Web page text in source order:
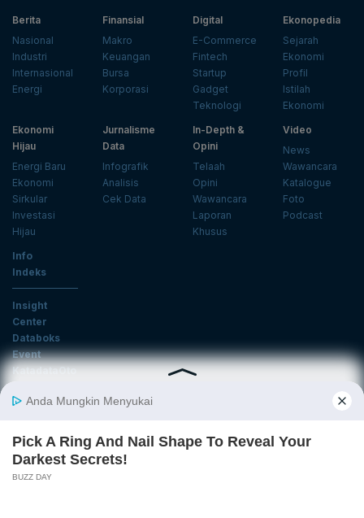
Berita
Nasional
Industri
Internasional
Energi
Finansial
Makro
Keuangan
Bursa
Korporasi
Digital
E-Commerce
Fintech
Startup
Gadget
Teknologi
Ekonopedia
Sejarah
Ekonomi
Profil
Istilah
Ekonomi
Ekonomi
Hijau
Energi Baru
Ekonomi
Sirkular
Investasi
Hijau
Jurnalisme
Data
Infografik
Analisis
Cek Data
In-Depth &
Opini
Telaah
Opini
Wawancara
Laporan
Khusus
Video
News
Wawancara
Katalogue
Foto
Podcast
Info
Indeks
Insight
Center
Databoks
Event
KatadataOto
Email
Daftar